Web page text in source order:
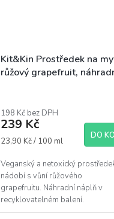
Kit&Kin Prostředek na
růžový grapefruit,
198 Kč bez DPH
239 Kč
Měrná
23,90 Kč / 100 ml
DO
Veganský a netoxický
nádobí s vůní růžového
grapefruitu. Náhradní náplň v
recyklovatelném balení.